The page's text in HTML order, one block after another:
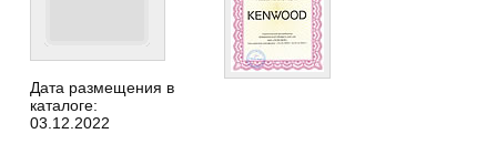
Дата размещения в
каталоге:
03.12.2022